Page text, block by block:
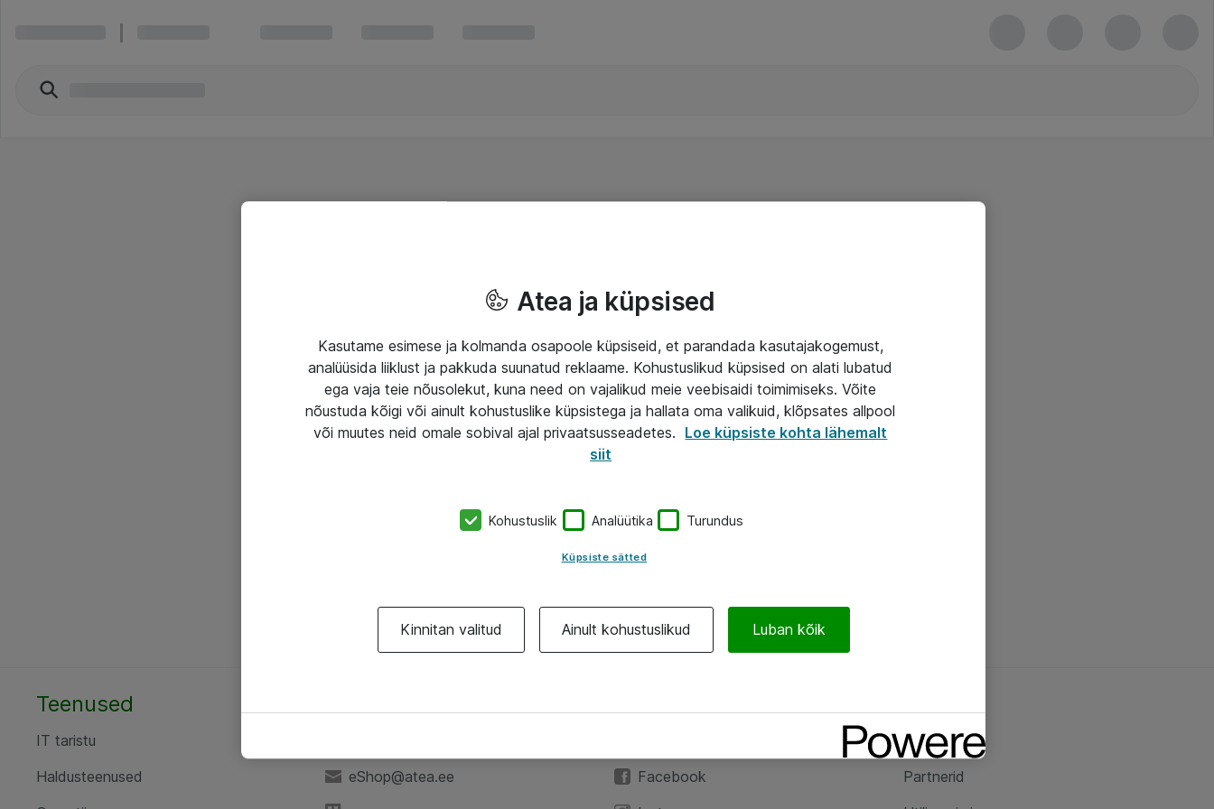
Teenused
IT taristu
Haldusteenused
eShop@atea.ee
Facebook
Ateast
Partnerid
Atea ja küpsised
Kasutame esimese ja kolmanda osapoole küpsiseid, et parandada kasutajakogemust,
analüüsida liiklust ja pakkuda suunatud reklaame. Kohustuslikud küpsised on alati lubatud
ega vaja teie nõusolekut, kuna need on vajalikud meie veebisaidi toimimiseks. Võite
nõustuda kõigi või ainult kohustuslike küpsistega ja hallata oma valikuid, klõpsates allpool
või muutes neid omale sobival ajal privaatsusseadetes. Loe küpsiste kohta lähemalt
siit
Kohustuslik Analüütika Turundus
Küpsiste sätted
Kinnitan valitud Ainult kohustuslikud Luban kõik